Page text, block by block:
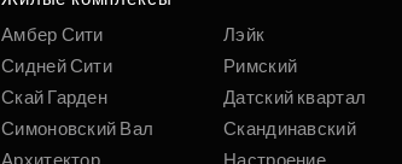
Амбер Сити
Сидней Сити
Скай Гарден
Симоновский Вал
Архитектор
Лэйк
Римский
Датский квартал
Скандинавский
Настроение